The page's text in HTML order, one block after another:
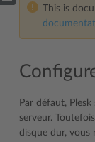
This is
Par défaut,
serveur.
disque dur, vous